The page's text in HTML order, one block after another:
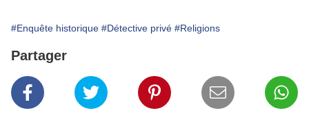
#Enquête historique #Détective privé #Religions
Partager